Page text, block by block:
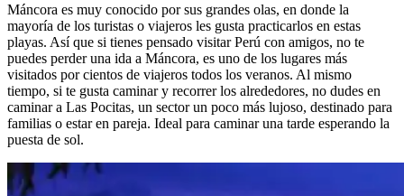
Máncora es muy conocido por sus grandes olas, en donde la
mayoría de los turistas o viajeros les gusta practicarlos en estas
playas. Así que si tienes pensado visitar Perú con amigos, no te
puedes perder una ida a Máncora, es uno de los lugares más
visitados por cientos de viajeros todos los veranos. Al mismo
tiempo, si te gusta caminar y recorrer los alrededores, no dudes en
caminar a Las Pocitas, un sector un poco más lujoso, destinado para
familias o estar en pareja. Ideal para caminar una tarde esperando la
puesta de sol.